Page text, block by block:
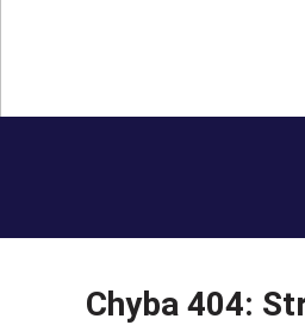
Chyba 404: